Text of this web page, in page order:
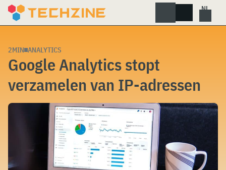
Skip
2MIN ANALYTICS
Google Analytics stopt
verzamelen van IP-adressen